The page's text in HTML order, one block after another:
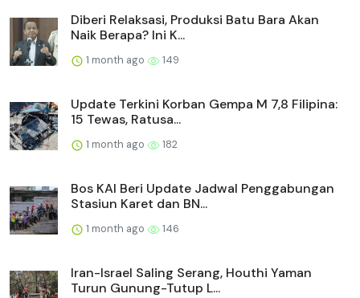
Diberi Relaksasi, Produksi Batu Bara Akan
Naik Berapa? Ini K...
1 month ago 149
Update Terkini Korban Gempa M 7,8 Filipina:
15 Tewas, Ratusa...
1 month ago 182
Bos KAI Beri Update Jadwal Penggabungan
Stasiun Karet dan BN...
1 month ago 146
Iran-Israel Saling Serang, Houthi Yaman
Turun Gunung-Tutup L...